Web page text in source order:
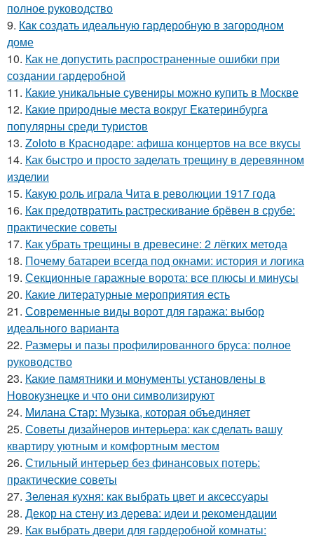
полное руководство
9. Как создать идеальную гардеробную в загородном
доме
10. Как не допустить распространенные ошибки при
создании гардеробной
11. Какие уникальные сувениры можно купить в Москве
12. Какие природные места вокруг Екатеринбурга
популярны среди туристов
13. Zoloto в Краснодаре: афиша концертов на все вкусы
14. Как быстро и просто заделать трещину в деревянном
изделии
15. Какую роль играла Чита в революции 1917 года
16. Как предотвратить растрескивание брёвен в срубе:
практические советы
17. Как убрать трещины в древесине: 2 лёгких метода
18. Почему батареи всегда под окнами: история и логика
19. Секционные гаражные ворота: все плюсы и минусы
20. Какие литературные мероприятия есть
21. Современные виды ворот для гаража: выбор
идеального варианта
22. Размеры и пазы профилированного бруса: полное
руководство
23. Какие памятники и монументы установлены в
Новокузнецке и что они символизируют
24. Милана Стар: Музыка, которая объединяет
25. Советы дизайнеров интерьера: как сделать вашу
квартиру уютным и комфортным местом
26. Стильный интерьер без финансовых потерь:
практические советы
27. Зеленая кухня: как выбрать цвет и аксессуары
28. Декор на стену из дерева: идеи и рекомендации
29. Как выбрать двери для гардеробной комнаты: